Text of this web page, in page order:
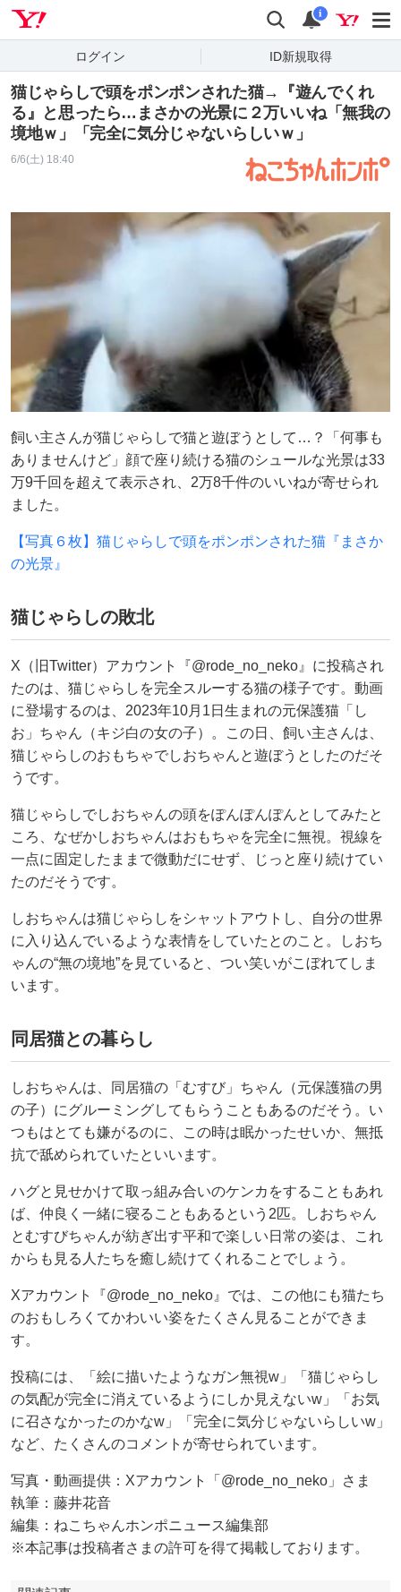
検索 通知
i
ログイン ID新規取得
猫じゃらしで頭をポンポンされた猫→『遊んでくれ
る』と思ったら…まさかの光景に２万いいね「無我の
境地ｗ」「完全に気分じゃないらしいｗ」
6/6(土) 18:40
飼い主さんが猫じゃらしで猫と遊ぼうとして…？「何事も
ありませんけど」顔で座り続ける猫のシュールな光景は33
万9千回を超えて表示され、2万8千件のいいねが寄せられ
ました。
【写真６枚】猫じゃらしで頭をポンポンされた猫『まさか
の光景』
猫じゃらしの敗北
X（旧Twitter）アカウント『@rode_no_neko』に投稿され
たのは、猫じゃらしを完全スルーする猫の様子です。動画
に登場するのは、2023年10月1日生まれの元保護猫「し
お」ちゃん（キジ白の女の子）。この日、飼い主さんは、
猫じゃらしのおもちゃでしおちゃんと遊ぼうとしたのだそ
うです。
猫じゃらしでしおちゃんの頭をぽんぽんぽんとしてみたと
ころ、なぜかしおちゃんはおもちゃを完全に無視。視線を
一点に固定したままで微動だにせず、じっと座り続けてい
たのだそうです。
しおちゃんは猫じゃらしをシャットアウトし、自分の世界
に入り込んでいるような表情をしていたとのこと。しおち
ゃんの“無の境地”を見ていると、つい笑いがこぼれてしま
います。
同居猫との暮らし
しおちゃんは、同居猫の「むすび」ちゃん（元保護猫の男
の子）にグルーミングしてもらうこともあるのだそう。い
つもはとても嫌がるのに、この時は眠かったせいか、無抵
抗で舐められていたといいます。
ハグと見せかけて取っ組み合いのケンカをすることもあれ
ば、仲良く一緒に寝ることもあるという2匹。しおちゃん
とむすびちゃんが紡ぎ出す平和で楽しい日常の姿は、これ
からも見る人たちを癒し続けてくれることでしょう。
Xアカウント『@rode_no_neko』では、この他にも猫たち
のおもしろくてかわいい姿をたくさん見ることができま
す。
投稿には、「絵に描いたようなガン無視w」「猫じゃらし
の気配が完全に消えているようにしか見えないw」「お気
に召さなかったのかなw」「完全に気分じゃないらしいw」
など、たくさんのコメントが寄せられています。
写真・動画提供：Xアカウント「@rode_no_neko」さま
執筆：藤井花音
編集：ねこちゃんホンポニュース編集部
※本記事は投稿者さまの許可を得て掲載しております。